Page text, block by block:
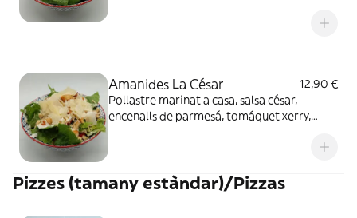
Amanides La César
12,90 €
Pollastre marinat a casa, salsa césar,
encenalls de parmesá, tomáquet xerry,
Pizzes (tamany estàndar)/Pizzas